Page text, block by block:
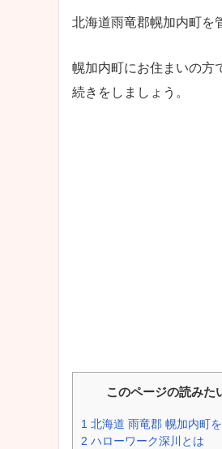
北海道雨竜郡幌加内町を
幌加内町にお住まいの方
続きをしましょう。
このページの読みた
1 北海道 雨竜郡 幌加内町
2 ハローワーク深川とは